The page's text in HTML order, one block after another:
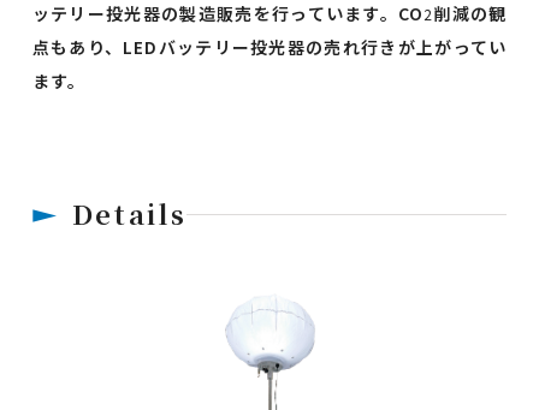
ッテリー投光器の製造販売を行っています。CO2削減の観
点もあり、LEDバッテリー投光器の売れ行きが上がってい
ます。
Details